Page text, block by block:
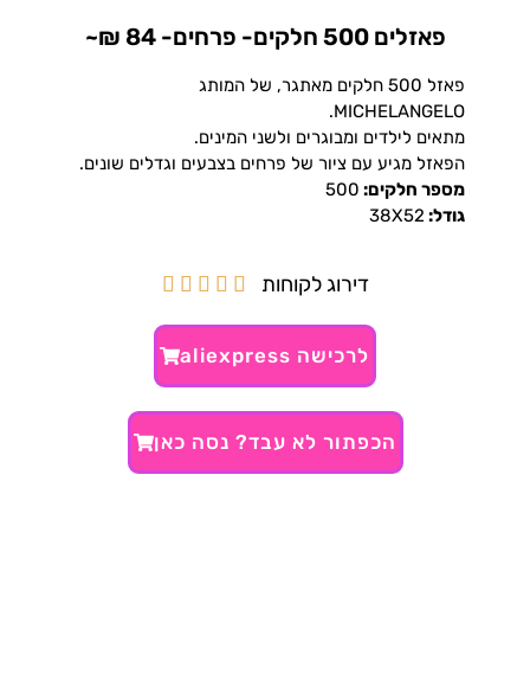
פאזלים 500 חלקים- פרחים- 84 ₪~
פאזל 500 חלקים מאתגר, של המותג
MICHELANGELO.
מתאים לילדים ומבוגרים ולשני המינים.
הפאזל מגיע עם ציור של פרחים בצבעים וגדלים שונים.
מספר חלקים: 500
גודל: 38X52
דירוג לקוחות 




לרכישה aliexpress
הכפתור לא עבד? נסה כאן